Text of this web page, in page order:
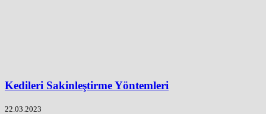
Kedileri Sakinleştirme Yöntemleri
22.03.2023